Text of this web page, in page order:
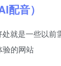
配音）
就是一些以前
验的网站